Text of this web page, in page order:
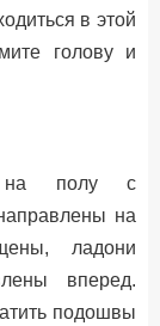
в этой
голову и
на полу с
на
ладони
вперед.
подошвы